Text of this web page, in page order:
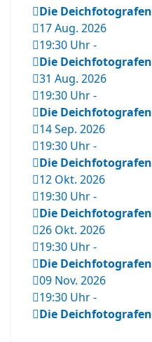
Die Deichfotografen
17 Aug. 2026
19:30 Uhr-
Die Deichfotografen
31 Aug. 2026
19:30 Uhr-
Die Deichfotografen
14 Sep. 2026
19:30 Uhr-
Die Deichfotografen
12 Okt. 2026
19:30 Uhr-
Die Deichfotografen
26 Okt. 2026
19:30 Uhr-
Die Deichfotografen
09 Nov. 2026
19:30 Uhr-
Die Deichfotografen